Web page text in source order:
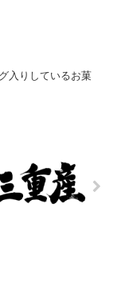
入りしているお菓